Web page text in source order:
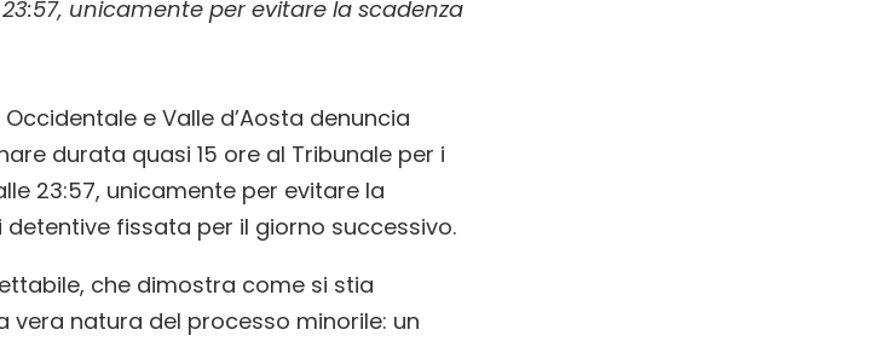
unicamente per evitare la scadenza
e Valle d’Aosta denuncia
durata quasi 15 ore al Tribunale per i
23:57, unicamente per evitare la
fissata per il giorno successivo.
che dimostra come si stia
natura del processo minorile: un